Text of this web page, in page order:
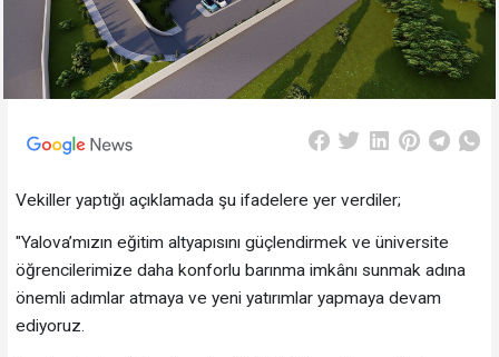
Vekiller yaptığı açıklamada şu ifadelere yer verdiler;
"Yalova’mızın eğitim altyapısını güçlendirmek ve üniversite
öğrencilerimize daha konforlu barınma imkânı sunmak adına
önemli adımlar atmaya ve yeni yatırımlar yapmaya devam
ediyoruz.